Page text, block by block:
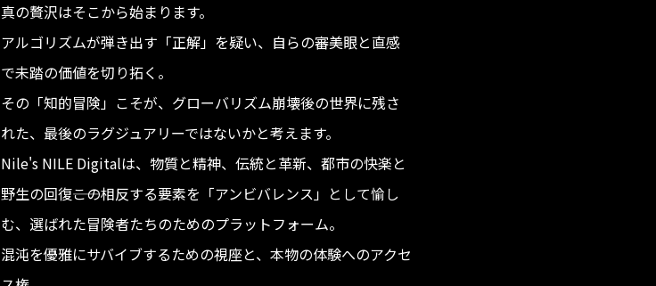
真の贅沢はそこから始まります。
アルゴリズムが弾き出す「正解」を疑い、自らの審美眼と直感
で未踏の価値を切り拓く。
その「知的冒険」こそが、グローバリズム崩壊後の世界に残さ
れた、最後のラグジュアリーではないかと考えます。
Nile's NILE Digitalは、物質と精神、伝統と革新、都市の快楽と
野生の回復――この相反する要素を「アンビバレンス」として愉し
む、選ばれた冒険者たちのためのプラットフォーム。
混沌を優雅にサバイブするための視座と、本物の体験へのアクセ